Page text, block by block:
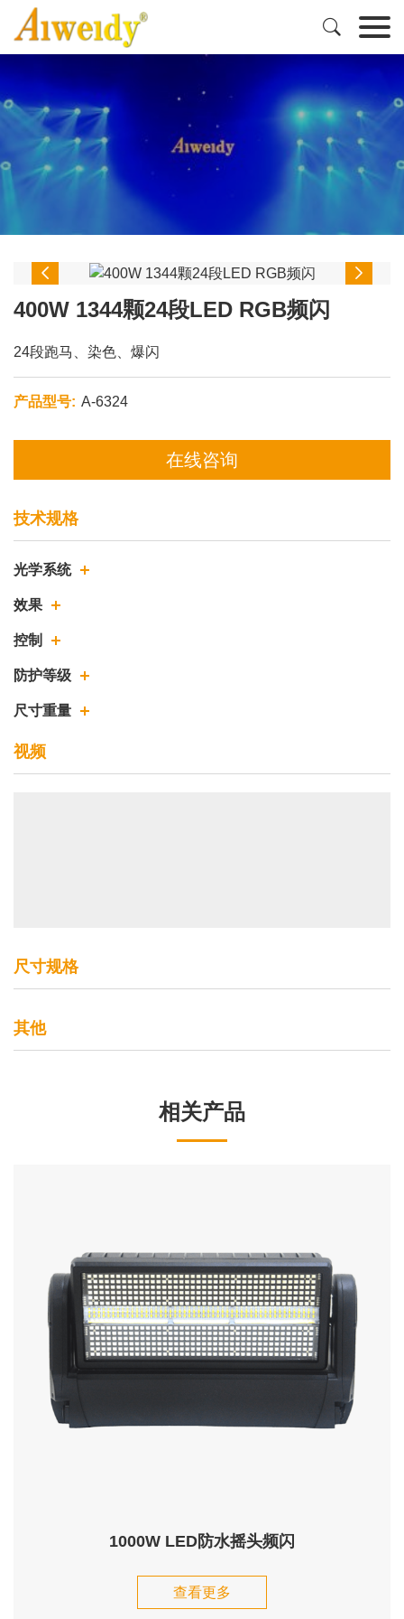

 
400W 1344颗24段LED RGB频闪
24段跑马、染色、爆闪
产品型号: A-6324
在线咨询
技术规格
光学系统
效果
控制
防护等级
尺寸重量
视频
尺寸规格
其他
相关产品
1000W LED防水摇头频闪
查看更多